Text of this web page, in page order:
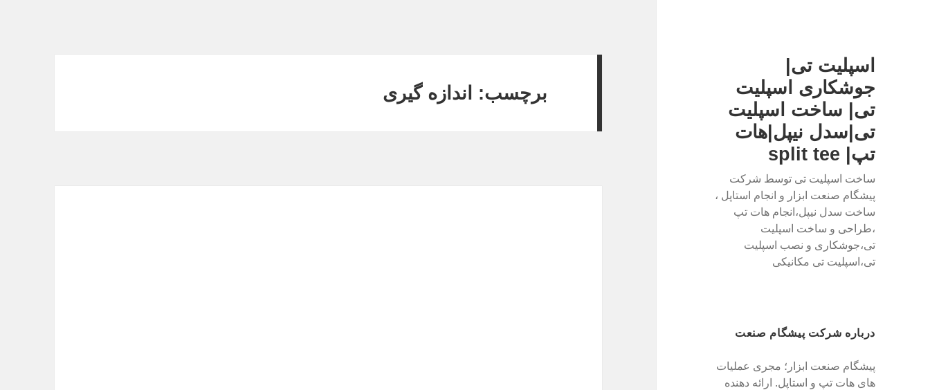
اسپلیت تی|
جوشکاری اسپلیت
تی| ساخت اسپلیت
تی|سدل نیپل|هات
تپ| split tee
ساخت اسپلیت تی توسط شرکت
پیشگام صنعت ابزار و انجام استاپل ،
ساخت سدل نیپل،انجام هات تپ
،طراحی و ساخت اسپلیت
تی،جوشکاری و نصب اسپلیت
تی،اسپلیت تی مکانیکی
درباره شرکت پیشگام صنعت
پیشگام صنعت ابزار؛ مجری عملیات
های هات تپ و استاپل. ارائه دهنده
برچسب: اندازه گیری